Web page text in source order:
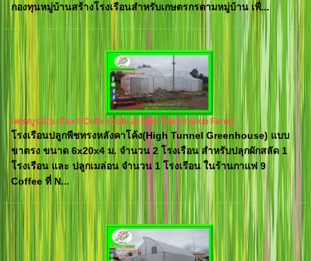
กองทุนหมู่บ้านสร้างโรงเรือนสำหรับเกษตรกรตามหมู่บ้าน เพื่...
เพชรบูรณ์(อ.เมือง-9 Coffee cafe at Nine Phetchabun Farm)
โรงเรือนปลูกพืชทรงหลังคาโค้ง(High Tunnel Greenhouse) แบบ
ขาตรง ขนาด 6x20x4 ม. จำนวน 2 โรงเรือน สำหรับปลุกผักสลัด 1
โรงเรือน และ ปลูกเมล่อน จำนวน 1 โรงเรือน ในร้านกาแฟ 9
Coffee ที่ N...